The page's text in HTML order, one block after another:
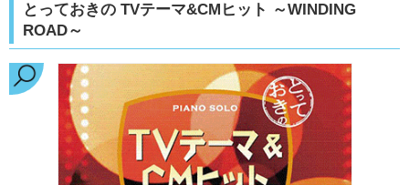
とっておきの TVテーマ&CMヒット ～WINDING
ROAD～